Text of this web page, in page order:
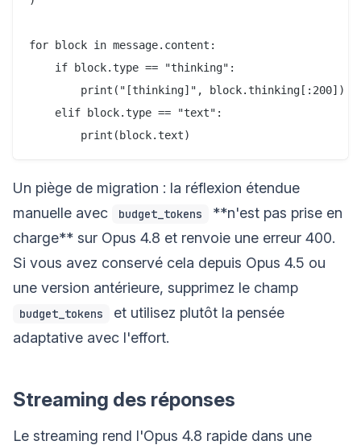
for block in message.content:
    if block.type == "thinking":
        print("[thinking]", block.thinking[:200])
    elif block.type == "text":
Un piège de migration : la réflexion étendue
manuelle avec
budget_tokens
**n'est pas prise en
charge** sur Opus 4.8 et renvoie une erreur 400.
Si vous avez conservé cela depuis Opus 4.5 ou
une version antérieure, supprimez le champ
budget_tokens
et utilisez plutôt la pensée
adaptative avec l'effort.
Streaming des réponses
Le streaming rend l'Opus 4.8 rapide dans une